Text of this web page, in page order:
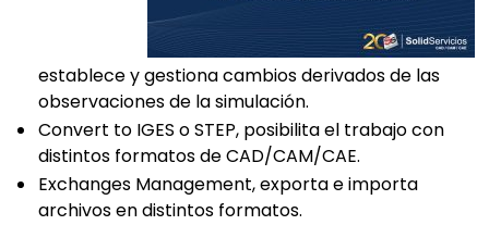
establece y gestiona cambios derivados de las
observaciones de la simulación.
Convert to IGES o STEP, posibilita el trabajo con
distintos formatos de CAD/CAM/CAE.
Exchanges Management, exporta e importa
archivos en distintos formatos.